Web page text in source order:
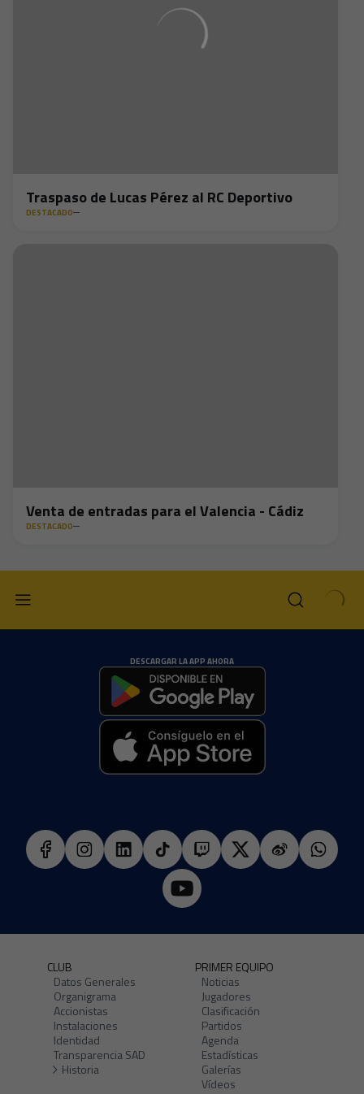
Traspaso de Lucas Pérez al RC Deportivo
DESTACADO
Venta de entradas para el Valencia - Cádiz
DESTACADO
DESCARGAR LA APP AHORA
CLUB
Datos Generales
Organigrama
Accionistas
Instalaciones
Identidad
Transparencia SAD
Historia
PRIMER EQUIPO
Noticias
Jugadores
Clasificación
Partidos
Agenda
Estadísticas
Galerías
Vídeos